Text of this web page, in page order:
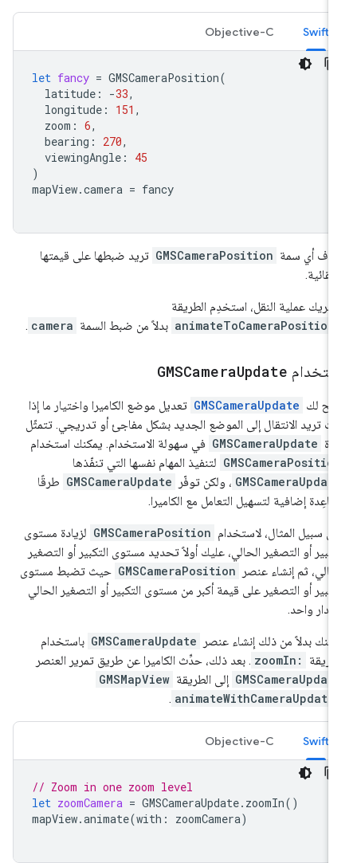
Swift
Objective-C
let fancy = GMSCameraPosition
latitude: -
longitude : 151
zoom:
bearing: 270
viewingAngle:
mapView.camera = fancy
أي سمة GMSCameraPosition تريد ضبطها على قيمتها
عملية النقل، استخدِم الطريقة
بدلاً من ضبط السمة camera
.
GMSCameraUpdate
لك GMSCameraUpdate تعديل موضع الكاميرا واختيار ما إذا
تريد الانتقال إلى الموضع الجديد بشكل مفاجئ أو تدريجي. تتمثّل
GMSCameraUpdate في سهولة الاستخدام. يمكنك استخدام
لتنفيذ المهام نفسها التي تنفّذها
، ولكن توفّر GMSCameraUpdate طرقًا
إضافية لتسهيل التعامل مع الكاميرا.
سبيل المثال، لاستخدام GMSCameraPosition لزيادة مستوى
أو التصغير الحالي، عليك أولاً تحديد مستوى التكبير أو التصغير
ثم إنشاء عنصر GMSCameraPosition حيث تضبط مستوى
أو التصغير على قيمة أكبر من مستوى التكبير أو التصغير الحالي
واحد.
بدلاً من ذلك إنشاء عنصر GMSCameraUpdate باستخدام
zoomIn: . بعد ذلك، حدِّث الكاميرا عن طريق تمرير العنصر
إلى الطريقة GMSMapView
.
Swift
Objective-C
// Zoom in one zoom level
let zoomCamera = GMSCameraUpdate.zoomIn
mapView.animate(with: zoomCamera